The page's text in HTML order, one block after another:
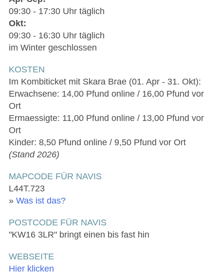
09:30 - 17:30 Uhr täglich
Okt:
09:30 - 16:30 Uhr täglich
im Winter geschlossen
KOSTEN
Im Kombiticket mit Skara Brae (01. Apr - 31. Okt):
Erwachsene: 14,00 Pfund online / 16,00 Pfund vor
Ort
Ermaessigte: 11,00 Pfund online / 13,00 Pfund vor
Ort
Kinder: 8,50 Pfund online / 9,50 Pfund vor Ort
(Stand 2026)
MAPCODE FÜR NAVIS
L44T.723
» Was ist das?
POSTCODE FÜR NAVIS
"KW16 3LR" bringt einen bis fast hin
WEBSEITE
Hier klicken